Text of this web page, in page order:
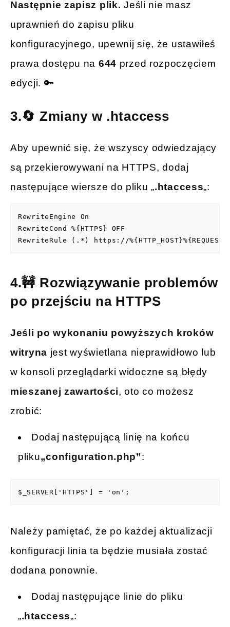
Następnie zapisz plik. Jeśli nie masz
uprawnień do zapisu pliku
konfiguracyjnego, upewnij się, że ustawiłeś
prawa dostępu na 644 przed rozpoczęciem
edycji. 🔑
3.🔄 Zmiany w .htaccess
Aby upewnić się, że wszyscy odwiedzający
są przekierowywani na HTTPS, dodaj
następujące wiersze do pliku „.htaccess„:
RewriteEngine On
RewriteCond %{HTTPS} OFF
RewriteRule (.*) https://
4.🚧 Rozwiązywanie problemów
po przejściu na HTTPS
Jeśli po wykonaniu powyższych kroków
witryna jest wyświetlana nieprawidłowo lub
w konsoli przeglądarki widoczne są błędy
mieszanej zawartości, oto co możesz
zrobić:
Dodaj następującą linię na końcu
pliku„configuration.php”:
$_SERVER['HTTPS'] = 'on';
Należy pamiętać, że po każdej aktualizacji
konfiguracji linia ta będzie musiała zostać
dodana ponownie.
Dodaj następujące linie do pliku
„.htaccess„: